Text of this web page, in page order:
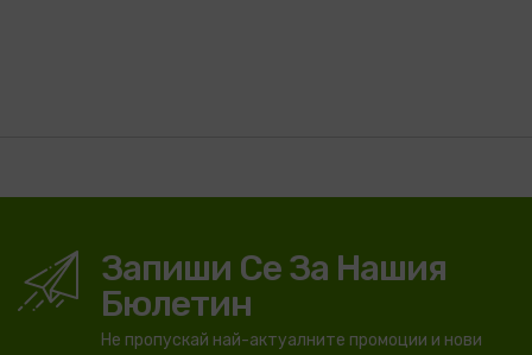
Запиши Се За Нашия
Бюлетин
Не пропускай най-актуалните промоции и нови